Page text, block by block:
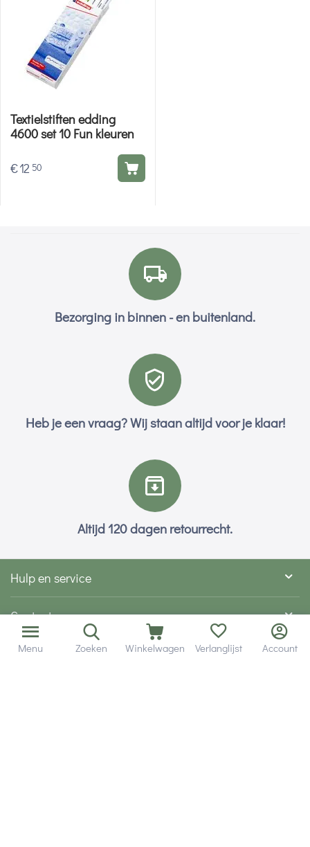
Textielstiften edding
4600 set 10 Fun kleuren
€12 50
Bezorging in binnen - en buitenland.
Heb je een vraag? Wij staan altijd voor je klaar!
Altijd 120 dagen retourrecht.
Hulp en service
Contact gegevens
Hobby Gigant
Menu Zoeken Winkelwagen Verlanglijst Account